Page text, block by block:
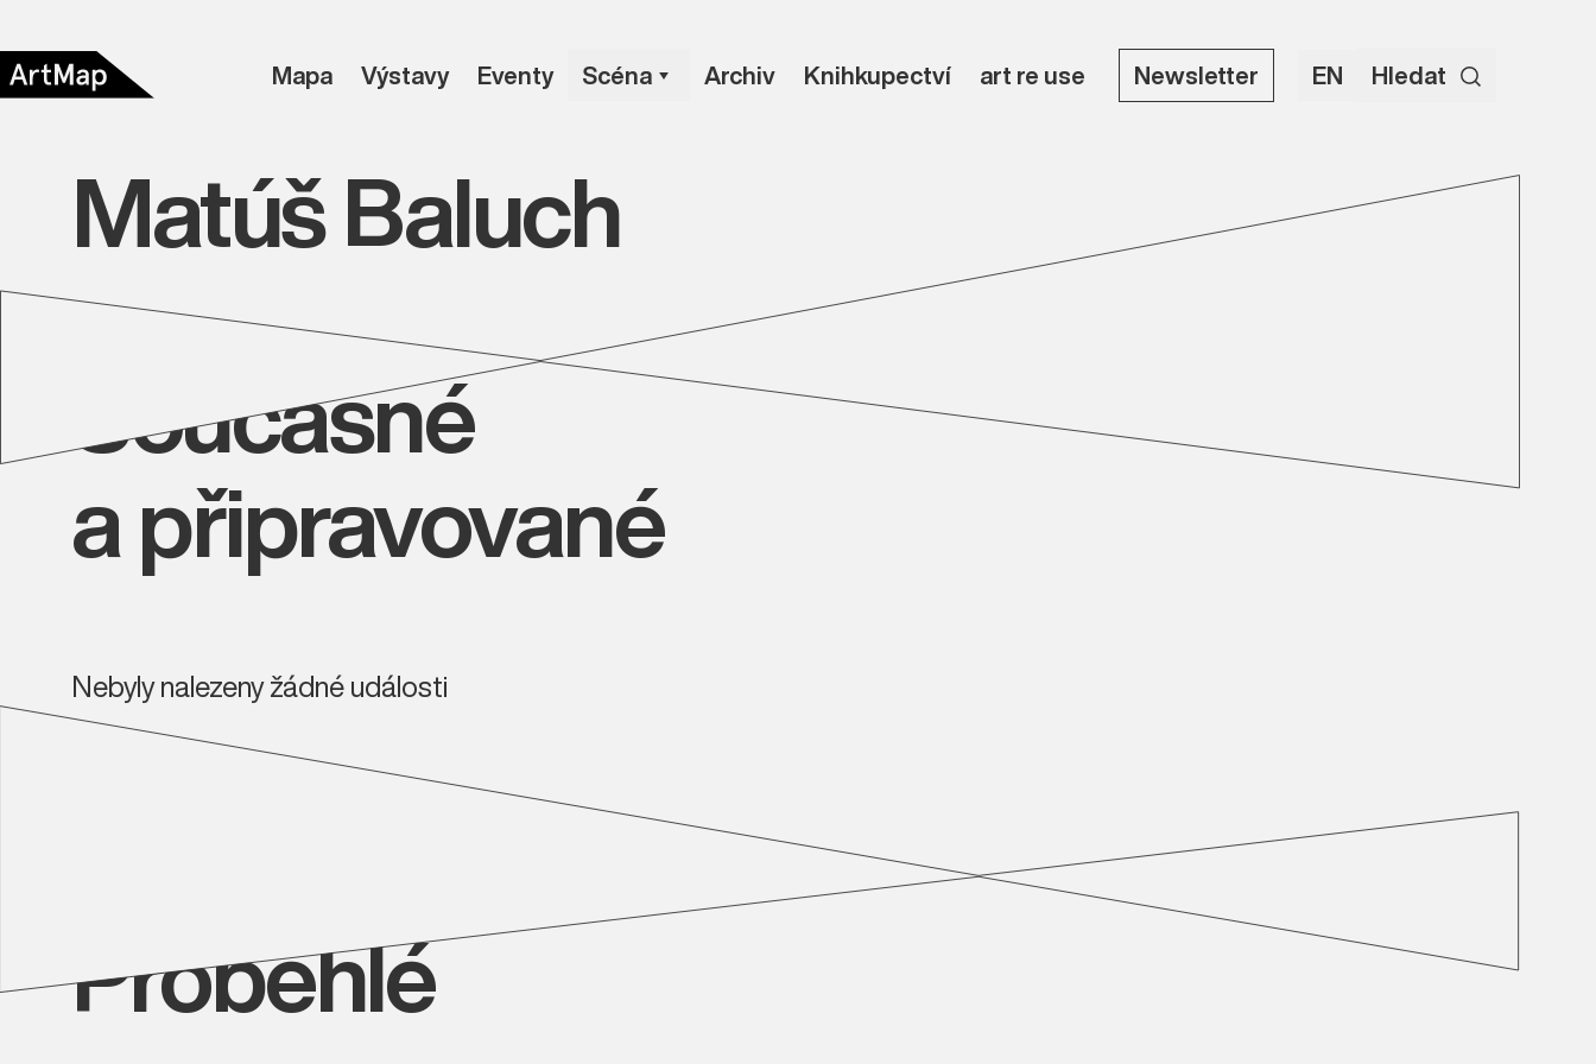
Mapa Výstavy Eventy Scéna Archiv Knihkupectví art re use Newsletter EN Hledat
Matúš Baluch
Současné
a připravované
Nebyly nalezeny žádné události
Proběhlé